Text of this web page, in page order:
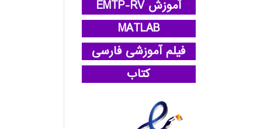
آموزش EMTP-RV
MATLAB
فیلم آموزشی فارسی
کتاب